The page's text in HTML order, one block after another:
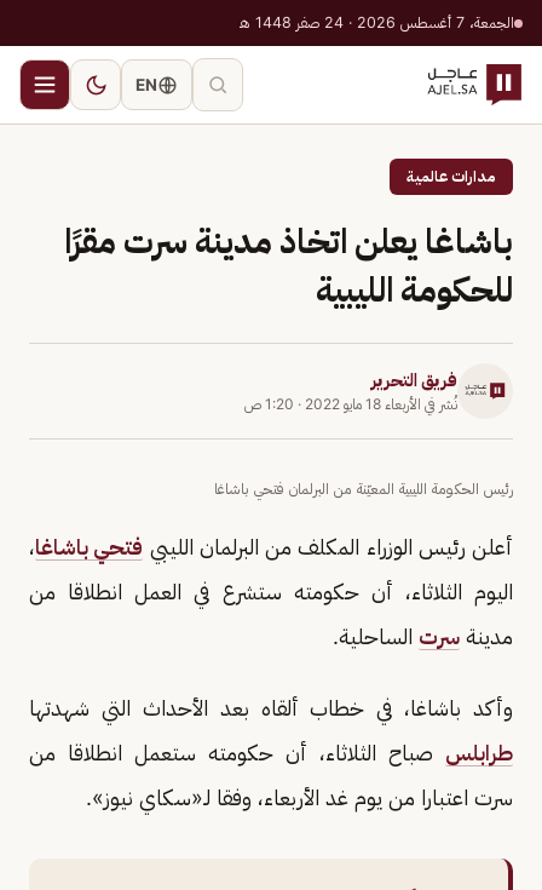
الجمعة، 7 أغسطس 2026 · 24 صفر 1448 هـ
EN
مدارات عالمية
باشاغا يعلن اتخاذ مدينة سرت مقرًا
للحكومة الليبية
فريق التحرير
نُشر في الأربعاء 18 مايو 2022 · 1:20 ص
رئيس الحكومة الليبية المعيّنة من البرلمان فتحي باشاغا
أعلن رئيس الوزراء المكلف من البرلمان الليبي فتحي باشاغا،
اليوم الثلاثاء، أن حكومته ستشرع في العمل انطلاقا من
مدينة سرت الساحلية.
وأكد باشاغا، في خطاب ألقاه بعد الأحداث التي شهدتها
طرابلس صباح الثلاثاء، أن حكومته ستعمل انطلاقا من
سرت اعتبارا من يوم غد الأربعاء، وفقا لـ«سكاي نيوز».